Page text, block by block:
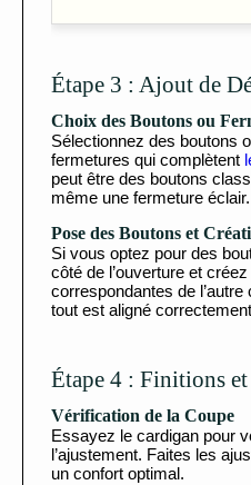
Étape 3 : Ajout de
Choix des Boutons ou
Sélectionnez des boutons
fermetures qui complètent
peut être des boutons
même une fermeture éclair.
Pose des Boutons et
Si vous optez pour des
côté de l’ouverture et
correspondantes de
tout est aligné
Étape 4 : Finitions
Vérification de la Coupe
Essayez le cardigan pour
l’ajustement. Faites les
un confort optimal.